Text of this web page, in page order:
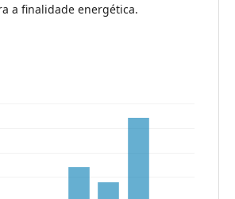
a finalidade energética.